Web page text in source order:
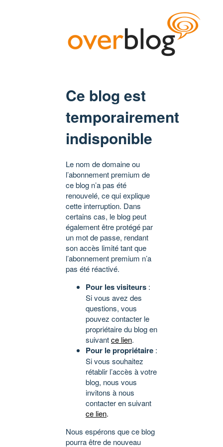
Ce blog est
temporairement
indisponible
Le nom de domaine ou
l’abonnement premium de
ce blog n’a pas été
renouvelé, ce qui explique
cette interruption. Dans
certains cas, le blog peut
également être protégé par
un mot de passe, rendant
son accès limité tant que
l’abonnement premium n’a
pas été réactivé.
Pour les visiteurs :
Si vous avez des
questions, vous
pouvez contacter le
propriétaire du blog en
suivantce lien.
Pour le propriétaire :
Si vous souhaitez
rétablir l’accès à votre
blog, nous vous
invitons à nous
contacter en suivant
ce lien.
Nous espérons que ce blog
pourra être de nouveau